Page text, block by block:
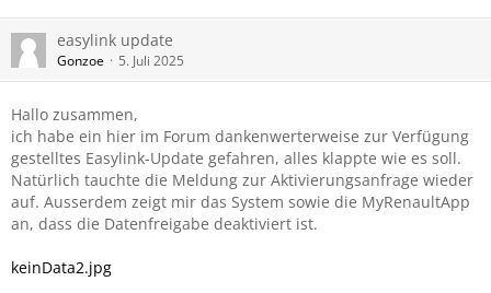
easylink update
Gonzoe 5. Juli 2025
Hallo zusammen,
ich habe ein hier im Forum dankenwerterweise zur Verfügung
gestelltes Easylink-Update gefahren, alles klappte wie es soll.
Natürlich tauchte die Meldung zur Aktivierungsanfrage wieder
auf. Ausserdem zeigt mir das System sowie die MyRenaultApp
an, dass die Datenfreigabe deaktiviert ist.
keinData2.jpg